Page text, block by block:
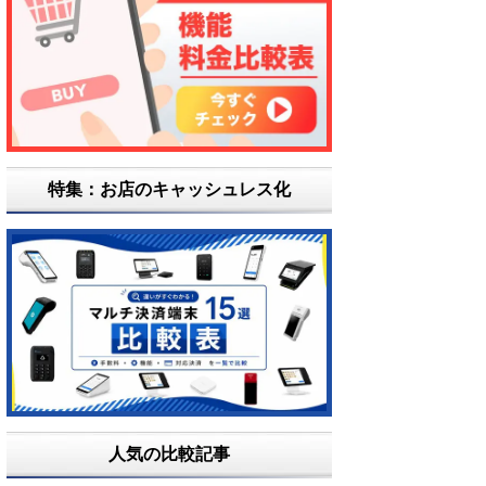
特集：お店のキャッシュレス化
人気の比較記事